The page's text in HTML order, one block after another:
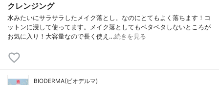
クレンジング
水みたいにサラサラしたメイク落とし。なのにとてもよく落ちます！コ
ットンに浸して使ってます。メイク落としてもベタベタしないところが
お気に入り！大容量なので長く使え…続きを見る
BIODERMA(ビオデルマ)